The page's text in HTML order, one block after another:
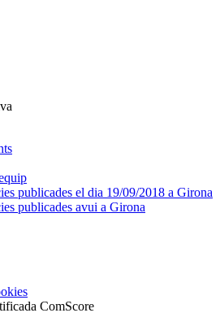
publicades el dia 19/09/2018 a Girona
publicades avui a Girona
ComScore